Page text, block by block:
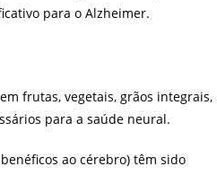
para o Alzheimer.
frutas, vegetais, grãos integrais,
para a saúde neural.
ao cérebro) têm sido